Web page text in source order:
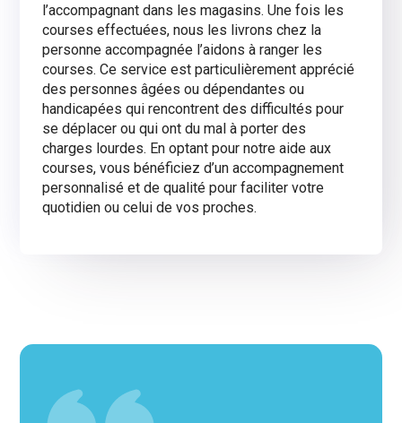
l’accompagnant dans les magasins. Une fois les
courses effectuées, nous les livrons chez la
personne accompagnée l’aidons à ranger les
courses. Ce service est particulièrement apprécié
des personnes âgées ou dépendantes ou
handicapées qui rencontrent des difficultés pour
se déplacer ou qui ont du mal à porter des
charges lourdes. En optant pour notre aide aux
courses, vous bénéficiez d’un accompagnement
personnalisé et de qualité pour faciliter votre
quotidien ou celui de vos proches.